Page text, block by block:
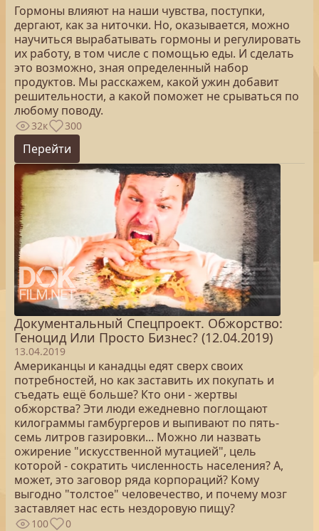
Гормоны влияют на наши чувства, поступки,
дергают, как за ниточки. Но, оказывается, можно
научиться вырабатывать гормоны и регулировать
их работу, в том числе с помощью еды. И сделать
это возможно, зная определенный набор
продуктов. Мы расскажем, какой ужин добавит
решительности, а какой поможет не срываться по
любому поводу.
32к 300
Перейти
Документальный Спецпроект. Обжорство:
Геноцид Или Просто Бизнес? (12.04.2019)
13.04.2019
Американцы и канадцы едят сверх своих
потребностей, но как заставить их покупать и
съедать ещё больше? Кто они - жертвы
обжорства? Эти люди ежедневно поглощают
килограммы гамбургеров и выпивают по пять-
семь литров газировки... Можно ли назвать
ожирение "искусственной мутацией", цель
которой - сократить численность населения? А,
может, это заговор ряда корпораций? Кому
выгодно "толстое" человечество, и почему мозг
заставляет нас есть нездоровую пищу?
100 0